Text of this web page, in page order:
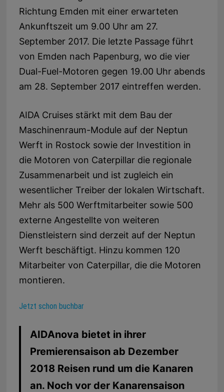
Richtung Emden mit einer erwarteten
Ankunftszeit um 9.00 Uhr am 27.
September 2017. Die letzte Passage führt
von Emden nach Papenburg, wo die vier
Dual-Fuel-Motoren gegen 19.00 Uhr abends
am 28. September 2017eintreffen werden.
AIDA Cruises stärkt mit dem Bau der
Maschinenraum-Module auf der Neptun
Werft in Rostock sowie der Investition in
die Motoren von Caterpillar die regionale
Zusammenarbeit und ist zugleich ein
wesentlicher Treiber der lokalen Wirtschaft.
Mehr als 500 Werftmitarbeiter sowie 500
externe Angestellte von weiteren
Dienstleistern sind derzeit auf der Neptun
Werft beschäftigt. Hinzu kommen 120
Mitarbeiter von Caterpillar, die die Motoren
montieren.
Jetzt schon buchbar
AIDAnova bietet in ihrer
Premierensaison ab Dezember
2018 Reisen rund um die Kanaren
an. Noch vor der Kanarensaison